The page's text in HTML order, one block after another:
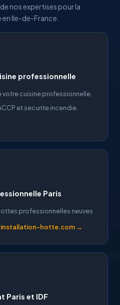
nos expertises pour la
Ile-de-France.
professionnelle
votre cuisine professionnelle.
et securite incendie.
Paris
professionnelles neuves
installation-hotte.com →
Paris et IDF